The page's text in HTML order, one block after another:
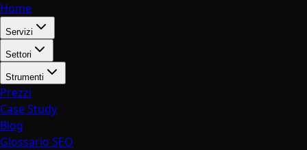
Home
Servizi
Settori
Strumenti
Prezzi
Case Study
Blog
Glossario SEO